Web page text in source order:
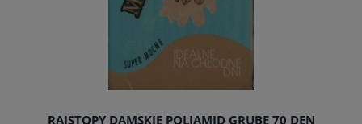
RAJSTOPY DAMSKIE POLIAMID GRUBE 70 DEN